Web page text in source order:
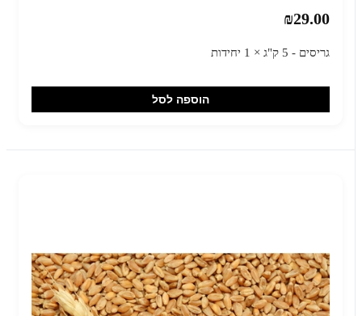
₪29.00
גריסים - 5 ק"ג × 1 יחידות
הוספה לסל